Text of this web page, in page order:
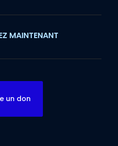
MAINTENANT
un don